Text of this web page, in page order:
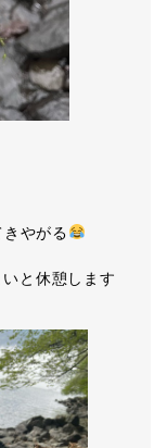
やがる
と休憩します